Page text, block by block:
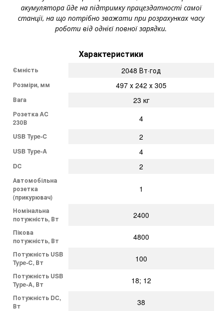
акумулятора йде на підтримку працездатності самої
станції, на що потрібно зважати при розрахунках часу
роботи від однієї повної зарядки.
Характеристики
Ємність 2048 Вт·год
Розміри, мм 497 х 242 х 305
Вага 23 кг
Розетка AC
230В
4
USB Type-C 2
USB Type-A 4
DC 2
Автомобільна
розетка
(прикурювач)
1
Номінальна
потужність, Вт
2400
Пікова
потужність, Вт
4800
Потужність USB
Type-C, Вт
100
Потужність USB
Type-A, Вт
18; 12
Потужність DC,
Вт
38